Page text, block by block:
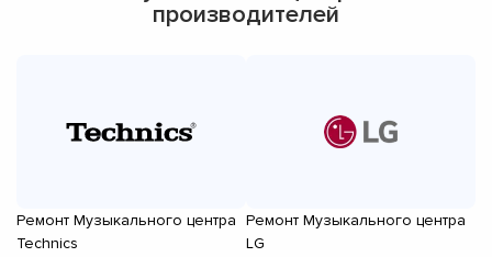
производителей
Ремонт Музыкального центра
Technics
Ремонт Музыкального центра
LG